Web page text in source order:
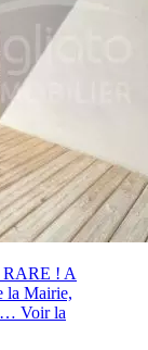
RARE ! A
la Mairie,
Voir la